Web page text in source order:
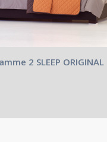
2 SLEEP ORIGINAL